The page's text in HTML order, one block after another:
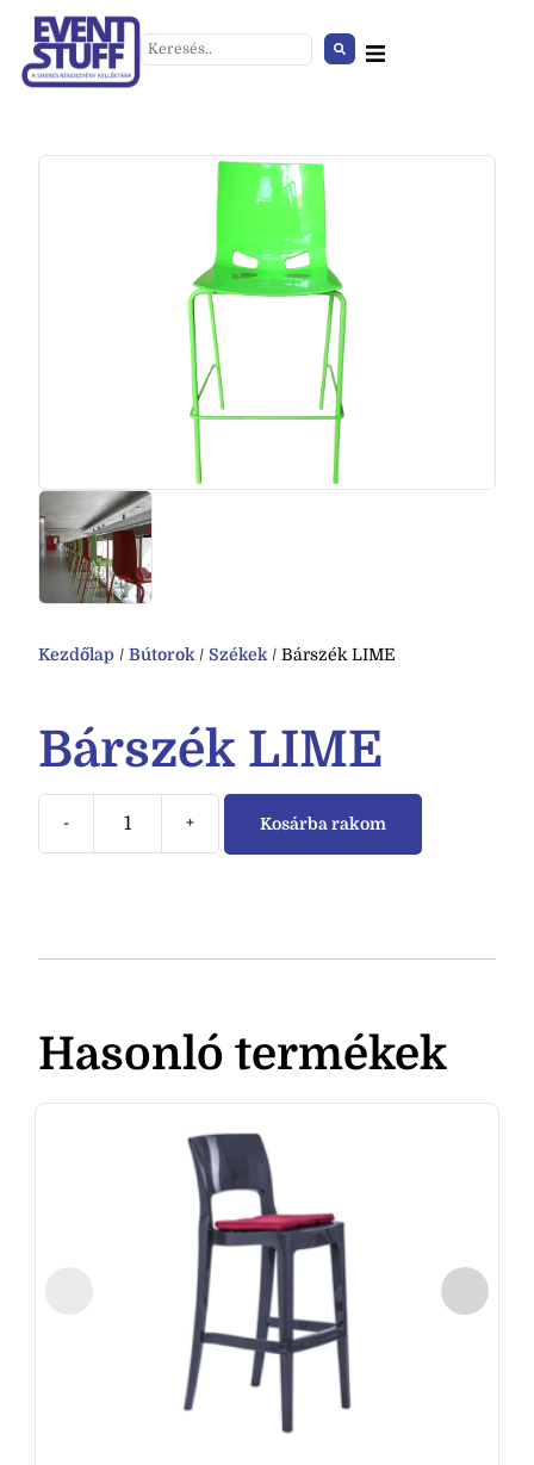
Kezdőlap / Bútorok / Székek / Bárszék LIME
Bárszék LIME
- + Kosárba rakom
Hasonló termékek
Kerek asztaldísz
HOZZÁAD